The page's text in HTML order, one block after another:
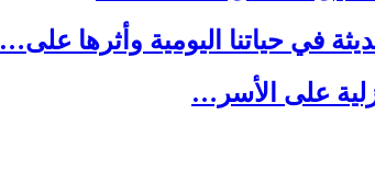
في حياتنا اليومية وأثرها على…
على الأسر…